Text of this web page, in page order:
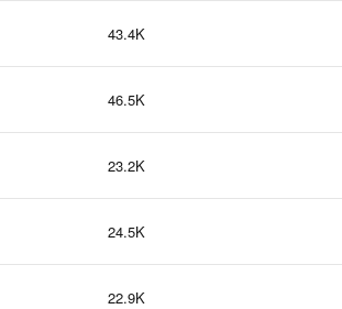
43.4K
46.5K
23.2K
24.5K
22.9K